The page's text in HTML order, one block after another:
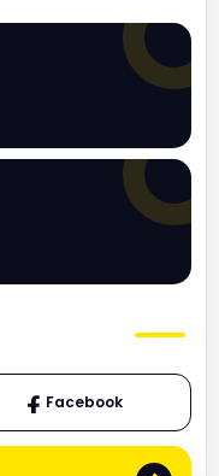
Facebook